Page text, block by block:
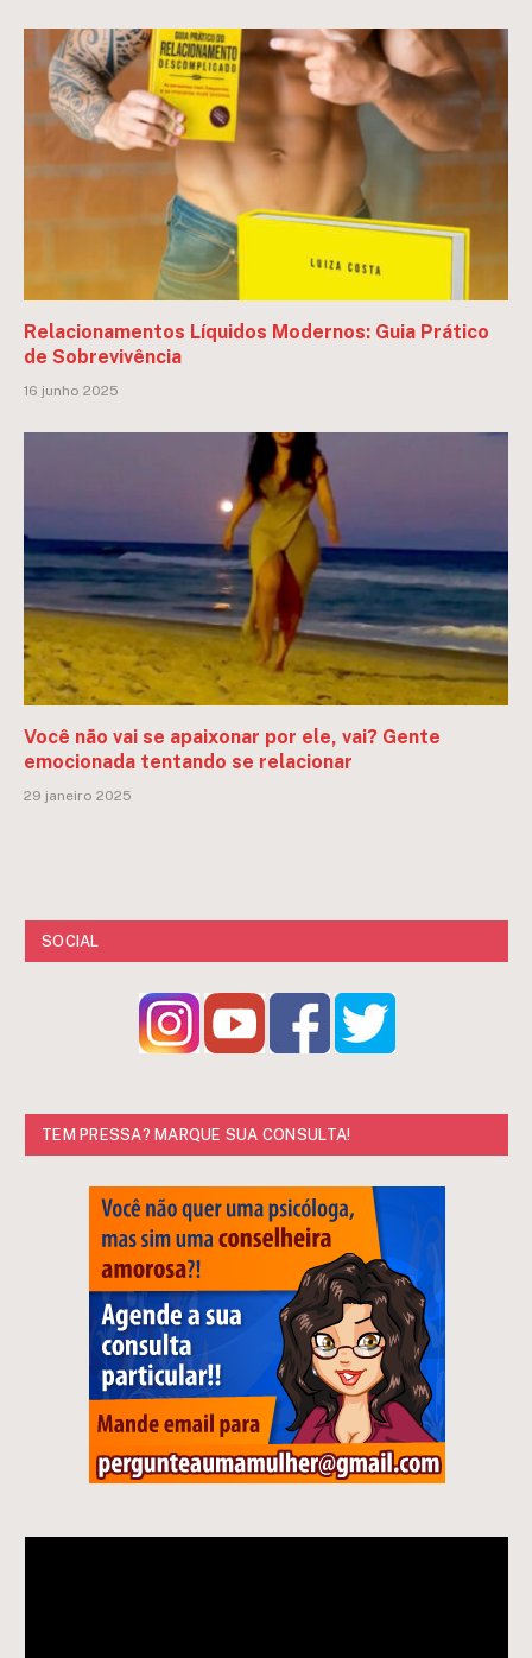
Relacionamentos Líquidos Modernos: Guia Prático
de Sobrevivência
16 junho 2025
Você não vai se apaixonar por ele, vai? Gente
emocionada tentando se relacionar
29 janeiro 2025
SOCIAL
TEM PRESSA? MARQUE SUA CONSULTA!